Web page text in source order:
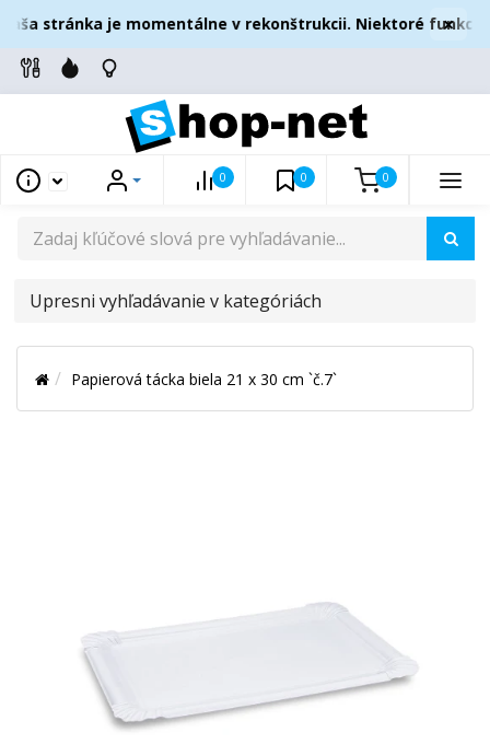
stránka je momentálne v rekonštrukcii. Niektoré funkcie
×
0 0 0
UPRESNI
V
KATEGÓRIÁCH
Papierová tácka biela 21 x 30 cm `č.7`